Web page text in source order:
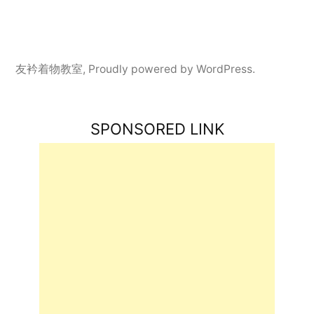
友衿着物教室, Proudly powered by WordPress.
SPONSORED LINK